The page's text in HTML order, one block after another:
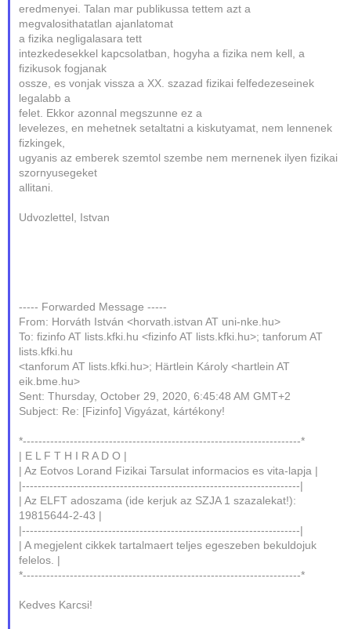
eredmenyei. Talan mar publikussa tettem azt a
megvalosithatatlan ajanlatomat
a fizika negligalasara tett
intezkedesekkel kapcsolatban, hogyha a fizika nem kell, a
fizikusok fogjanak
ossze, es vonjak vissza a XX. szazad fizikai felfedezeseinek
legalabb a
felet. Ekkor azonnal megszunne ez a
levelezes, en mehetnek setaltatni a kiskutyamat, nem lennenek
fizkingek,
ugyanis az emberek szemtol szembe nem mernenek ilyen fizikai
szornyusegeket
allitani.
Udvozlettel, Istvan
----- Forwarded Message -----
From: Horváth István <horvath.istvan AT uni-nke.hu>
To: fizinfo AT lists.kfki.hu <fizinfo AT lists.kfki.hu>; tanforum AT
lists.kfki.hu
<tanforum AT lists.kfki.hu>; Härtlein Károly <hartlein AT
eik.bme.hu>
Sent: Thursday, October 29, 2020, 6:45:48 AM GMT+2
Subject: Re: [Fizinfo] Vigyázat, kártékony!
*-----------------------------------------------------------------------*
| E L F T H I R A D O |
| Az Eotvos Lorand Fizikai Tarsulat informacios es vita-lapja |
|-----------------------------------------------------------------------|
| Az ELFT adoszama (ide kerjuk az SZJA 1 szazalekat!):
19815644-2-43 |
|-----------------------------------------------------------------------|
| A megjelent cikkek tartalmaert teljes egeszeben bekuldojuk
felelos. |
*-----------------------------------------------------------------------*
Kedves Karcsi!